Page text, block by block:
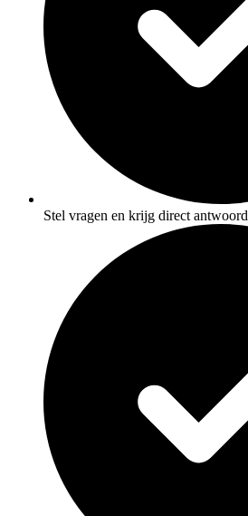
Stel vragen en krijg direct antwoord